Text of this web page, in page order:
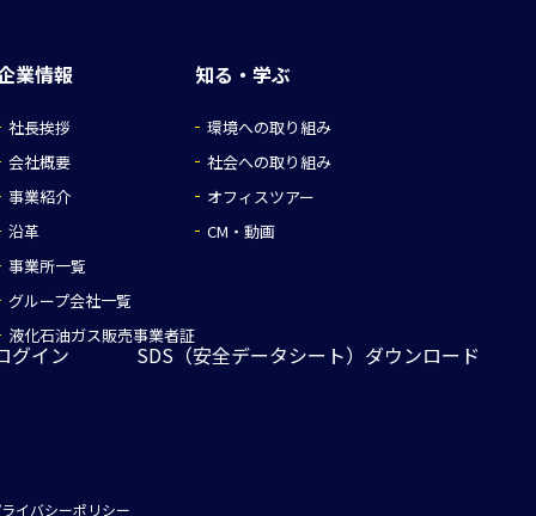
業情報
社長挨拶
会社概要
事業紹介
沿革
事業所一覧
グループ会社一覧
液化石油ガス販売事業者証
知る・学ぶ
環境への取り組み
社会への取り組み
オフィスツアー
CM・動画
グイン SDS（安全データシート）ダウンロード
イバシーポリシー